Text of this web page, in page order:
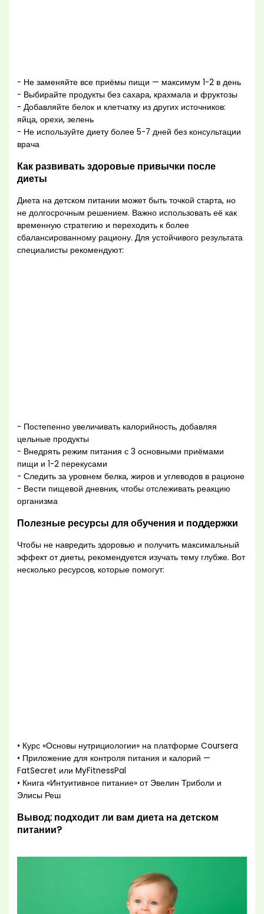
- Не заменяйте все приёмы пищи — максимум 1-2 в день
- Выбирайте продукты без сахара, крахмала и фруктозы
- Добавляйте белок и клетчатку из других источников:
яйца, орехи, зелень
- Не используйте диету более 5-7 дней без консультации
врача
Как развивать здоровые привычки после
диеты
Диета на детском питании может быть точкой старта, но
не долгосрочным решением. Важно использовать её как
временную стратегию и переходить к более
сбалансированному рациону. Для устойчивого результата
специалисты рекомендуют:
- Постепенно увеличивать калорийность, добавляя
цельные продукты
- Внедрять режим питания с 3 основными приёмами
пищи и 1-2 перекусами
- Следить за уровнем белка, жиров и углеводов в рационе
- Вести пищевой дневник, чтобы отслеживать реакцию
организма
Полезные ресурсы для обучения и поддержки
Чтобы не навредить здоровью и получить максимальный
эффект от диеты, рекомендуется изучать тему глубже. Вот
несколько ресурсов, которые помогут:
• Курс «Основы нутрициологии» на платформе Coursera
• Приложение для контроля питания и калорий —
FatSecret или MyFitnessPal
• Книга «Интуитивное питание» от Эвелин Триболи и
Элисы Реш
Вывод: подходит ли вам диета на детском
питании?